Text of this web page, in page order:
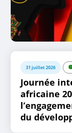
31 juillet 2026
Journée
africaine
du